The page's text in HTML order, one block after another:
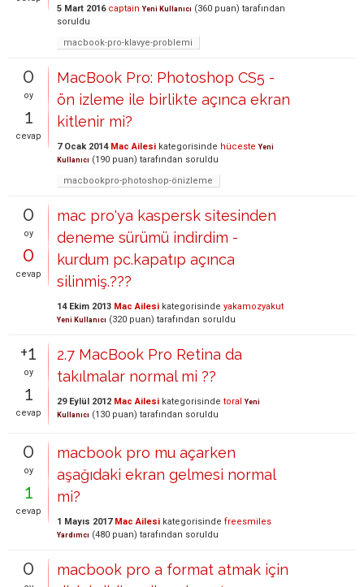
5 Mart 2016 captain Yeni Kullanıcı (360 puan) tarafından
soruldu
macbook-pro-klavye-problemi
0
oy
1
cevap
MacBook Pro: Photoshop CS5 -
ön izleme ile birlikte açınca ekran
kitlenir mi?
7 Ocak 2014 Mac Ailesi kategorisinde hüceste Yeni
Kullanıcı (190 puan) tarafından soruldu
macbookpro-photoshop-önizleme
0
oy
0
cevap
mac pro'ya kaspersk sitesinden
deneme sürümü indirdim -
kurdum pc.kapatıp açınca
silinmiş.???
14 Ekim 2013 Mac Ailesi kategorisinde yakamozyakut
Yeni Kullanıcı (320 puan) tarafından soruldu
+1
oy
1
cevap
2.7 MacBook Pro Retina da
takılmalar normal mi ??
29 Eylül 2012 Mac Ailesi kategorisinde toral Yeni
Kullanıcı (130 puan) tarafından soruldu
0
oy
1
cevap
macbook pro mu açarken
aşağıdaki ekran gelmesi normal
mi?
1 Mayıs 2017 Mac Ailesi kategorisinde freesmiles
Yardımcı (480 puan) tarafından soruldu
0
macbook pro a format atmak için